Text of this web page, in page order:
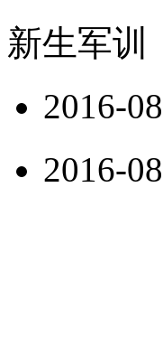
新生军训
2016-
2016-